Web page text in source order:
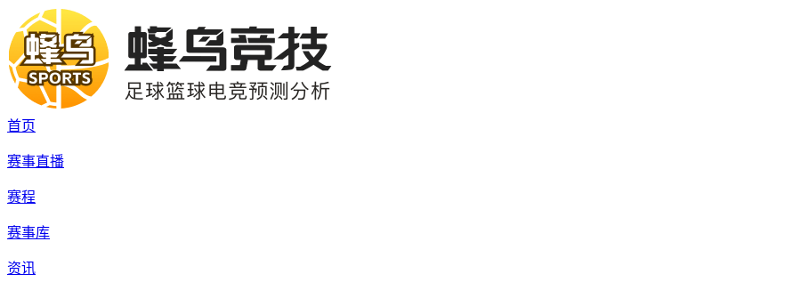
首页
赛事直播
赛程
赛事库
资讯